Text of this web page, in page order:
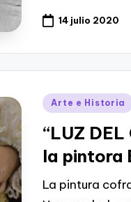
14 julio 2020
Publicado
Arte e Historia
“LUZ
la pintora
La pintura